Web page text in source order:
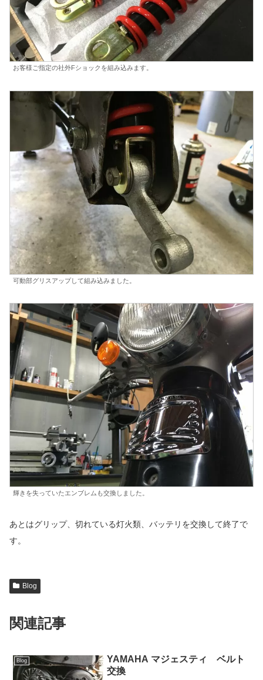
お客様ご指定の社外Fショックを組み込みます。
可動部グリスアップして組み込みました。
輝きを失っていたエンブレムも交換しました。
あとはグリップ、切れている灯火類、バッテリを交換して終了で
す。
Blog
関連記事
Blog
YAMAHA マジェスティ ベルト
交換